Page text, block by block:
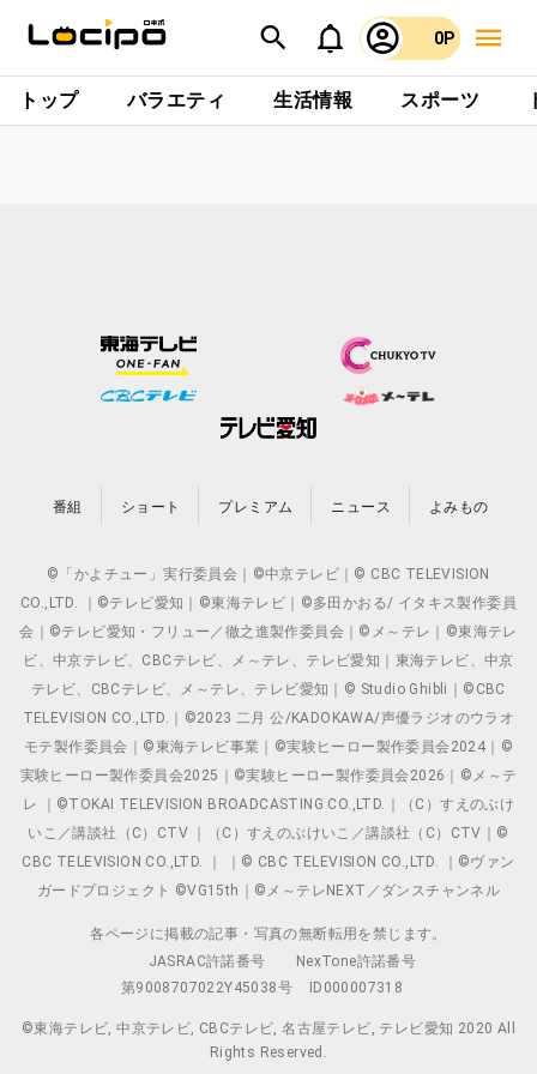
0P
トップ バラエティ 生活情報 スポーツ
番組 ショート プレミアム ニュース よみもの
©「かよチュー」実行委員会｜©中京テレビ｜© CBC TELEVISION
CO.,LTD. ｜©テレビ愛知｜©東海テレビ｜©多田かおる/ イタキス製作委員
会｜©テレビ愛知・フリュー／徹之進製作委員会｜©メ～テレ｜©東海テレ
ビ、中京テレビ、CBCテレビ、メ～テレ、テレビ愛知｜東海テレビ、中京
テレビ、CBCテレビ、メ～テレ、テレビ愛知｜© Studio Ghibli｜©CBC
TELEVISION CO.,LTD.｜©2023 二月 公/KADOKAWA/声優ラジオのウラオ
モテ製作委員会｜©東海テレビ事業｜©実験ヒーロー製作委員会2024｜©
実験ヒーロー製作委員会2025｜©実験ヒーロー製作委員会2026｜©メ～テ
レ ｜©TOKAI TELEVISION BROADCASTING CO.,LTD.｜（C）すえのぶけ
いこ／講談社（C）CTV ｜（C）すえのぶけいこ／講談社（C）CTV｜©
CBC TELEVISION CO.,LTD. ｜ ｜© CBC TELEVISION CO.,LTD. ｜©ヴァン
ガードプロジェクト ©VG15th｜©メ～テレNEXT／ダンスチャンネル
各ページに掲載の記事・写真の無断転用を禁じます。
JASRAC許諾番号
NexTone許諾番号
第9008707022Y45038号
ID000007318
©東海テレビ, 中京テレビ, CBCテレビ, 名古屋テレビ, テレビ愛知 2020 All
Rights Reserved.